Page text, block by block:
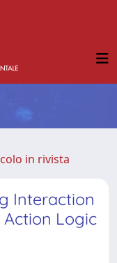
in rivista
Interaction
Action Logic